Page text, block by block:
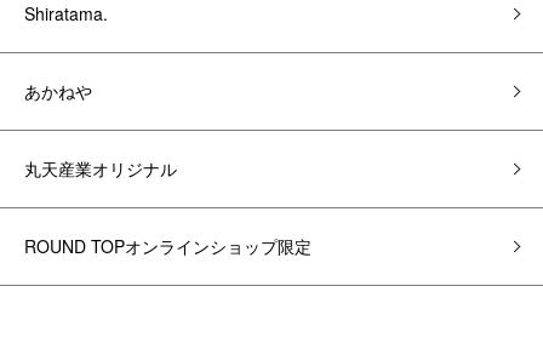
Shiratama.
あかねや
丸天産業オリジナル
ROUND TOPオンラインショップ限定